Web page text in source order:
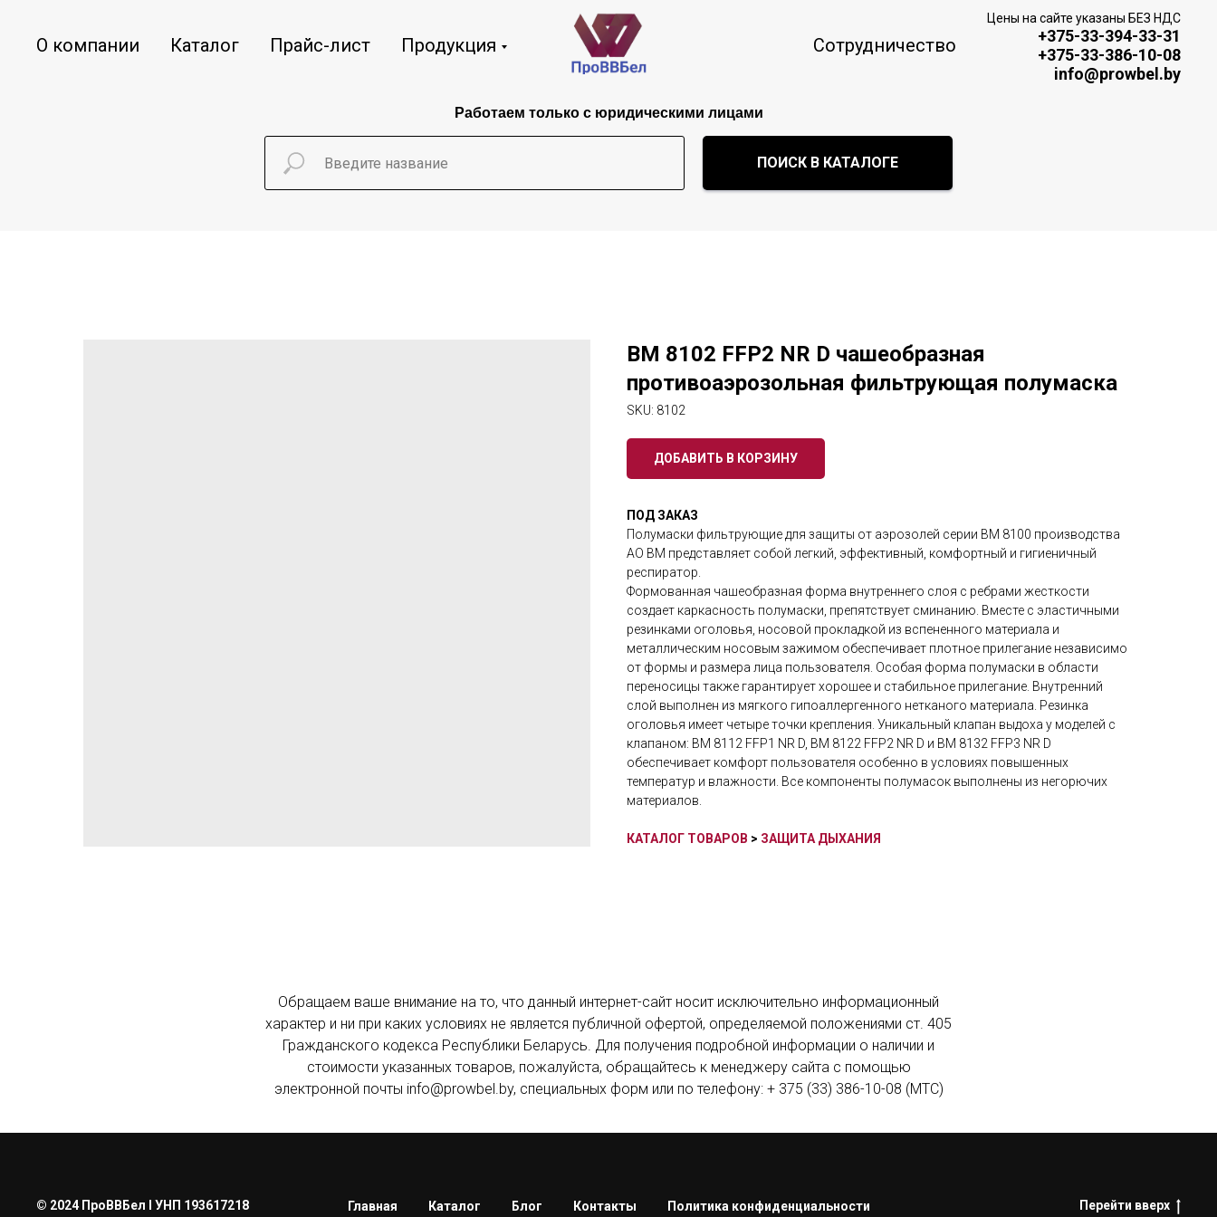
О компании Каталог Прайс-лист Продукция Сотрудничество
Цены на сайте указаны БЕЗ НДС
+375-33-394-33-31
+375-33-386-10-08
info@prowbel.by
Работаем только с юридическими лицами
ПОИСК В КАТАЛОГЕ
ВМ 8102 FFP2 NR D чашеобразная
противоаэрозольная фильтрующая полумаска
SKU: 8102
ДОБАВИТЬ В КОРЗИНУ
ПОД ЗАКАЗ
Полумаски фильтрующие для защиты от аэрозолей серии ВМ 8100 производства
АО ВМ представляет собой легкий, эффективный, комфортный и гигиеничный
респиратор.
Формованная чашеобразная форма внутреннего слоя с ребрами жесткости
создает каркасность полумаски, препятствует сминанию. Вместе с эластичными
резинками оголовья, носовой прокладкой из вспененного материала и
металлическим носовым зажимом обеспечивает плотное прилегание независимо
от формы и размера лица пользователя. Особая форма полумаски в области
переносицы также гарантирует хорошее и стабильное прилегание. Внутренний
слой выполнен из мягкого гипоаллергенного нетканого материала. Резинка
оголовья имеет четыре точки крепления. Уникальный клапан выдоха у моделей с
клапаном: ВМ 8112 FFP1 NR D, ВМ 8122 FFP2 NR D и ВМ 8132 FFP3 NR D
обеспечивает комфорт пользователя особенно в условиях повышенных
температур и влажности. Все компоненты полумасок выполнены из негорючих
материалов.
КАТАЛОГ ТОВАРОВ > ЗАЩИТА ДЫХАНИЯ
Обращаем ваше внимание на то, что данный интернет-сайт носит исключительно информационный
характер и ни при каких условиях не является публичной офертой, определяемой положениями ст. 405
Гражданского кодекса Республики Беларусь. Для получения подробной информации о наличии и
стоимости указанных товаров, пожалуйста, обращайтесь к менеджеру сайта с помощью
электронной почты info@prowbel.by, специальных форм или по телефону: + 375 (33) 386-10-08 (МТС)
© 2024 ПроВВБел l УНП 193617218 Главная Каталог Блог Контакты Политика конфиденциальности Перейти вверх